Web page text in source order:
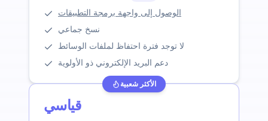
الوصول إلى واجهة برمجة التطبيقات
نسخ جماعي
لا توجد فترة احتفاظ لملفات الوسائط
دعم البريد الإلكتروني ذو الأولوية
الأكثر شعبية
قياسي